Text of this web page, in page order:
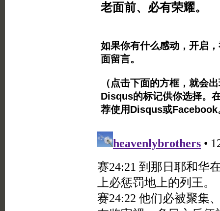
老面前、必有荣耀。
如果你有什么感动，开启
面留言。
（点击下面的方框，就会
Disqus的标记供你选择。
荐使用Disqus或